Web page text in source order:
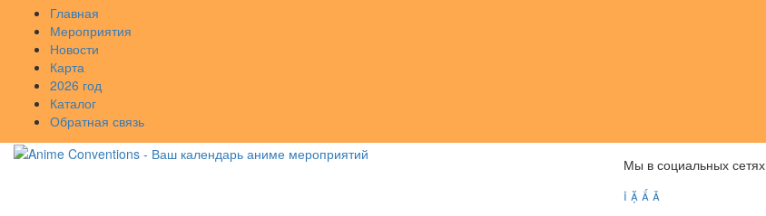
Главная
Мероприятия
Новости
Карта
2026 год
Каталог
Обратная связь
Мы в социальных сетях
   